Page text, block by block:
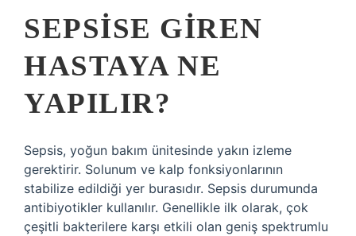
SEPSISE GIREN
HASTAYA NE
YAPILIR?
Sepsis, yoğun bakım ünitesinde yakın izleme
gerektirir. Solunum ve kalp fonksiyonlarının
stabilize edildiği yer burasıdır. Sepsis durumunda
antibiyotikler kullanılır. Genellikle ilk olarak, çok
çeşitli bakterilere karşı etkili olan geniş spektrumlu